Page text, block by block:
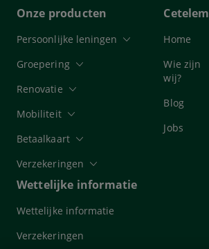
Onze producten
Persoonlijke leningen
Groepering
Renovatie
Mobiliteit
Betaalkaart
Verzekeringen
Cetelem
Home
Wie zijn
wij?
Blog
Jobs
Wettelijke informatie
Wettelijke informatie
Verzekeringen